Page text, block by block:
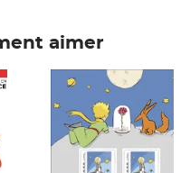
aimer
Prix 7,50€